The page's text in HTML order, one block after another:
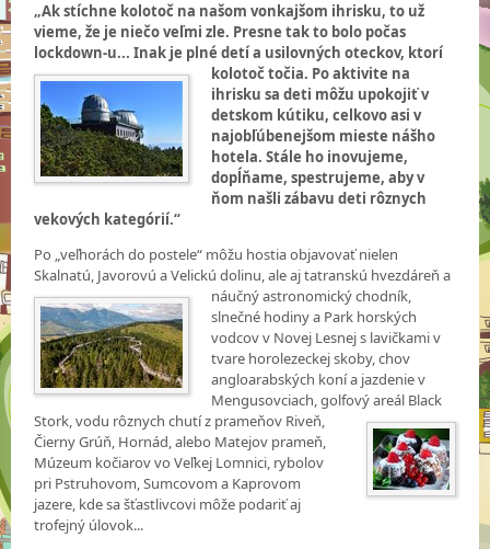
„Ak stíchne kolotoč na našom vonkajšom ihrisku, to už
vieme, že je niečo veľmi zle. Presne tak to bolo počas
lockdown-u... Inak je plné detí a usilovných oteckov, ktorí
kolotoč točia. Po aktivite na
ihrisku sa deti môžu upokojiť v
detskom kútiku, celkovo asi v
najobľúbenejšom mieste nášho
hotela. Stále ho inovujeme,
dopĺňame, spestrujeme, aby v
ňom našli zábavu deti rôznych
vekových kategórií.“
Po „veľhorách do postele“ môžu hostia objavovať nielen
Skalnatú, Javorovú a Velickú dolinu, ale aj tatranskú hvezdáreň a
náučnýastronomický chodník,
slnečné hodiny a Park horských
vodcov v Novej Lesnej s lavičkami v
tvare horolezeckej skoby, chov
angloarabských koní a jazdenie v
Mengusovciach, golfový areál Black
Stork, vodu rôznych chutí z prameňov Riveň,
Čierny Grúň, Hornád, alebo Matejov prameň,
Múzeum kočiarov vo Veľkej Lomnici, rybolov
pri Pstruhovom, Sumcovom a Kaprovom
jazere, kde sa šťastlivcovi môže podariť aj
trofejný úlovok...